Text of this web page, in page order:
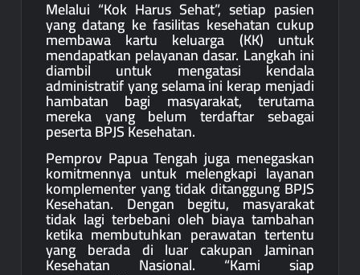
Melalui “Kok Harus Sehat”, setiap pasien
yang datang ke fasilitas kesehatan cukup
membawa kartu keluarga (KK) untuk
mendapatkan pelayanan dasar. Langkah ini
diambil untuk mengatasi kendala
administratif yang selama ini kerap menjadi
hambatan bagi masyarakat, terutama
mereka yang belum terdaftar sebagai
peserta BPJS Kesehatan.
Pemprov Papua Tengah juga menegaskan
komitmennya untuk melengkapi layanan
komplementer yang tidak ditanggung BPJS
Kesehatan. Dengan begitu, masyarakat
tidak lagi terbebani oleh biaya tambahan
ketika membutuhkan perawatan tertentu
yang berada di luar cakupan Jaminan
Kesehatan Nasional. “Kami siap